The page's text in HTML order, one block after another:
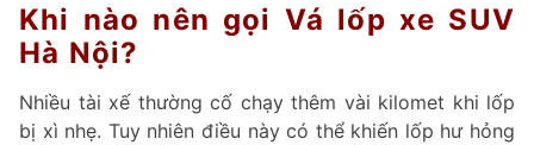
Khi nào nên gọi Vá lốp xe SUV
Hà Nội?
Nhiều tài xế thường cố chạy thêm vài kilomet khi lốp
bị xì nhẹ. Tuy nhiên điều này có thể khiến lốp hư hỏng